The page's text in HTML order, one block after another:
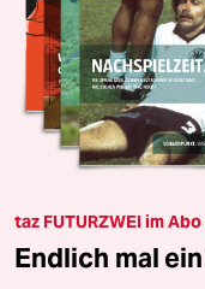
taz FUTURZWEI im
Endlich mal